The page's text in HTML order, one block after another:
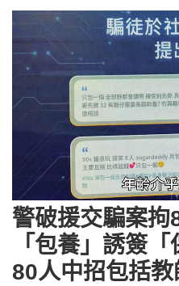
Unmute Loaded:
34.00%
警破援交騙案拘
「包養」誘簽
80人中招包括